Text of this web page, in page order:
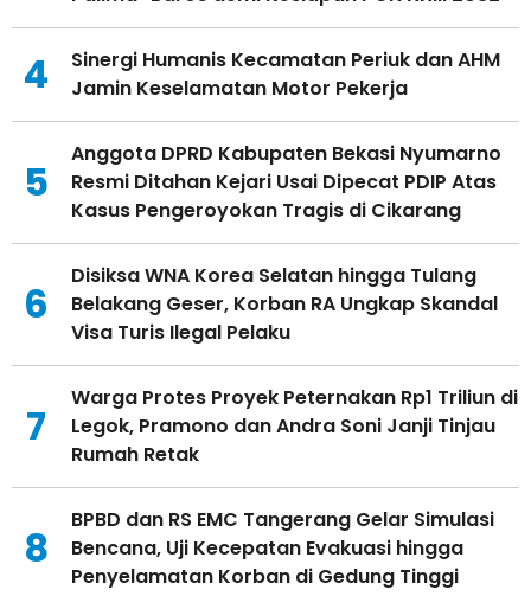
4
Sinergi Humanis Kecamatan Periuk dan AHM
Jamin Keselamatan Motor Pekerja
5
Anggota DPRD Kabupaten Bekasi Nyumarno
Resmi Ditahan Kejari Usai Dipecat PDIP Atas
Kasus Pengeroyokan Tragis di Cikarang
6
Disiksa WNA Korea Selatan hingga Tulang
Belakang Geser, Korban RA Ungkap Skandal
Visa Turis Ilegal Pelaku
7
Warga Protes Proyek Peternakan Rp1 Triliun di
Legok, Pramono dan Andra Soni Janji Tinjau
Rumah Retak
8
BPBD dan RS EMC Tangerang Gelar Simulasi
Bencana, Uji Kecepatan Evakuasi hingga
Penyelamatan Korban di Gedung Tinggi